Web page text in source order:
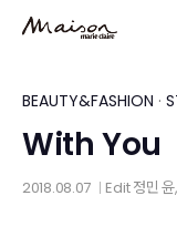
content
BEAUTY&FASHION ·
With You
2018.08.07 Edit정민 윤